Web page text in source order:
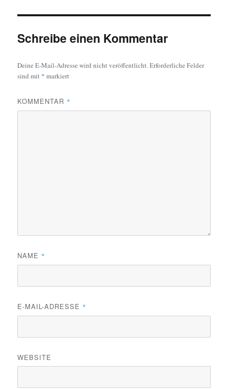
Schreibe einen Kommentar
Deine E-Mail-Adresse wird nicht veröffentlicht.Erforderliche Felder
sind mit * markiert
KOMMENTAR *
NAME *
E-MAIL-ADRESSE *
WEBSITE